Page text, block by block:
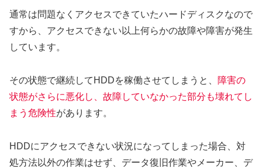
通常は問題なくアクセスできていたハードディスクなので
すから、アクセスできない以上何らかの故障や障害が発生
しています。
その状態で継続してHDDを稼働させてしまうと、 障害の
状態がさらに悪化し、故障していなかった部分も壊れてし
まう危険性があります。
HDDにアクセスできない状況になってしまった場合、対
処方法以外の作業はせず、データ復旧作業やメーカー、デ